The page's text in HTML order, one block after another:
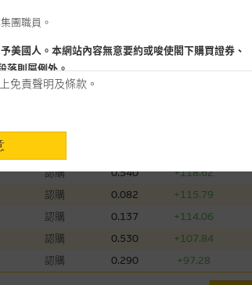
認購 0.540 +118.62
認購 0.082 +115.79
認購 0.137 +114.06
認購 0.530 +107.84
認購 0.290 +97.28
團職員。
美國人。本網站內容無意要約或唆使閣下購買證券、
落則屬例外。
所有網站內容，故就閣下的目的而言，網站內容可能
實之地方。網站內容所載的意見、預測及其他資料可
出的意見。所用假設及參數並非唯一可以合理選擇到
保證任何所示的指示表現或回報將來會實現。過去業
然而，麥格理集團不作陳述，亦不保證網站內容在任
責任，除非這是有關適用的的法律及/或法規所規定。
免責聲明及條款。